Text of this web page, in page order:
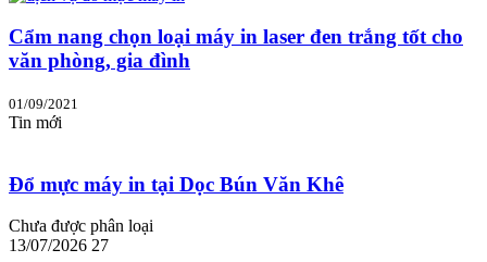
Cẩm nang chọn loại máy in laser đen trắng tốt cho
văn phòng, gia đình
01/09/2021
Tin mới
Đổ mực máy in tại Dọc Bún Văn Khê
Chưa được phân loại
13/07/2026 27